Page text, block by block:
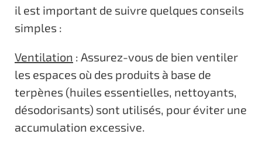
il est important de suivre quelques conseils
simples :
Ventilation : Assurez-vous de bien ventiler
les espaces où des produits à base de
terpènes (huiles essentielles, nettoyants,
désodorisants) sont utilisés, pour éviter une
accumulation excessive.